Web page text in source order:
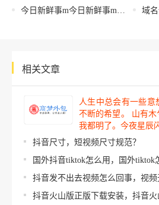
今日新鲜事m今日新鲜事mba报考条件zea报考条件i_（今日新鲜事mba报考条件ze）
域名
相关文章
人生中总会有一些意
不断的希望。 山有
我都明了。今夜星辰
抖音尺寸，短视频尺寸规范？
国外抖音tiktok怎么用，国外tiktok
抖音发不出去视频怎么回事，视频
抖音火山版正版下载安装，抖音火